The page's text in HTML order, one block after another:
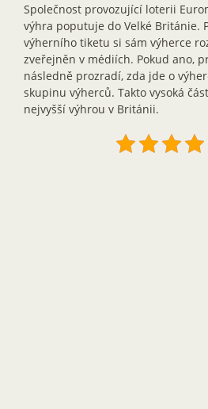
Společnost provozující loterii
výhra poputuje do Velké Británie.
výherního tiketu si sám výherce
zveřejněn v médiích. Pokud ano,
následně prozradí, zda jde o
skupinu výherců. Takto vysoká
nejvyšší výhrou v Británii.